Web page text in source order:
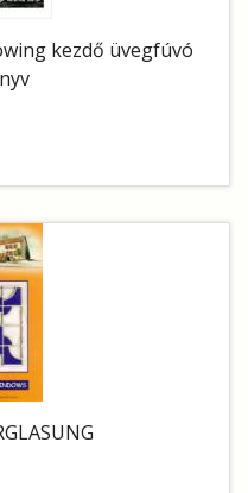
kezdő üvegfúvó